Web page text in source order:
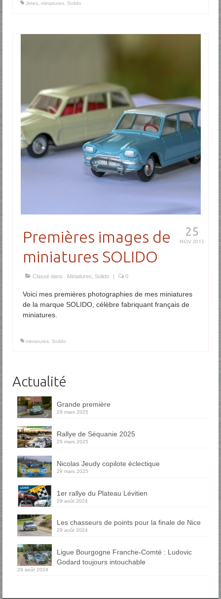
Jetex, miniatures, Solido
25
NOV 2015
Premières images de
miniatures SOLIDO
Classé dans : Miniatures Solido 0
Voici mes premières photographies de mes miniatures
de la marque SOLIDO, célèbre fabriquant français de
miniatures.
miniatures, Solido
Actualité
Grande première
29 mars 2025
Rallye de Séquanie 2025
29 mars 2025
Nicolas Jeudy copilote éclectique
29 mars 2025
1er rallye du Plateau Lévitien
29 août 2024
Les chasseurs de points pour la finale de Nice
29 août 2024
Ligue Bourgogne Franche-Comté : Ludovic
Godard toujours intouchable
29 août 2024